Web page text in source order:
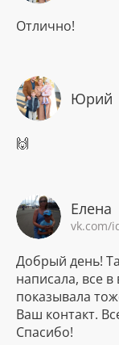
Отлично!
Юрий
🙌
Елена
vk.com/
Добрый день!
написала, все
показывала
Ваш контакт.
Спасибо!